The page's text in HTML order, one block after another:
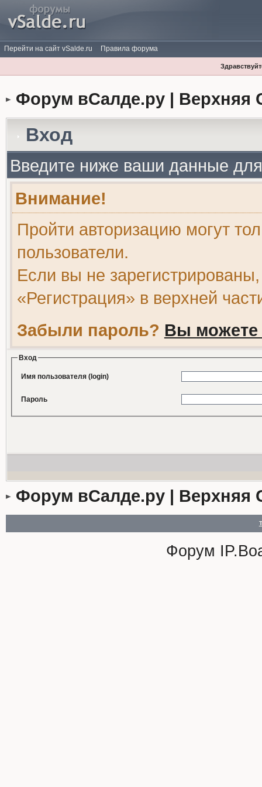
Перейти на сайт vSalde.ru Правила форума
Форум вСалде.ру | Верхняя
Вход
Введите ниже ваши данные
Внимание!
Пройти авторизацию могут
пользователи.
Если вы не
«Регистрация» в верхней
Забыли пароль? Вы можете
Вход
Имя пользователя (login)
Пароль
Форум вСалде.ру | Верхняя
Форум